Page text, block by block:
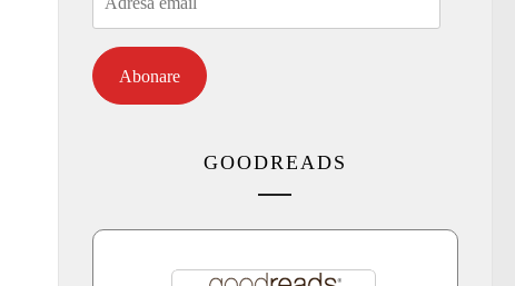
Abonare
GOODREADS